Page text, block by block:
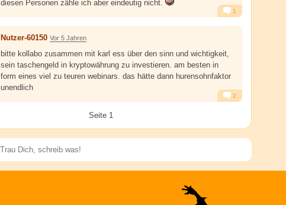
diesen Personen zähle ich aber eindeutig nicht.
Alarm Antworten
1
Nutzer-60150 Vor 5 Jahren
bitte kollabo zusammen mit karl ess über den sinn und wichtigkeit,
sein taschengeld in kryptowährung zu investieren. am besten in
form eines viel zu teuren webinars. das hätte dann hurensohnfaktor
unendlich
2
Seite 1
Speichern